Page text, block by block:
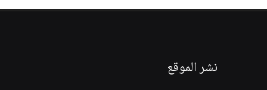
نشر الموقع